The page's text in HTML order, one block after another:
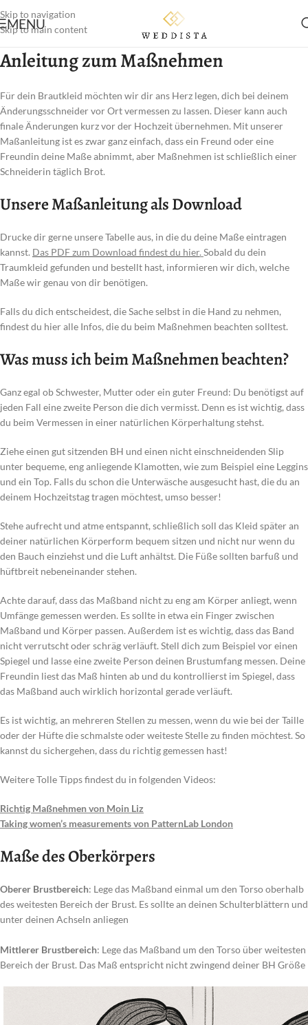
Skip to navigation
Skip to main content
MENU
Anleitung zum Maßnehmen
Für dein Brautkleid möchten wir dir ans Herz legen, dich bei deinem
Änderungsschneider vor Ort vermessen zu lassen. Dieser kann auch
finale Änderungen kurz vor der Hochzeit übernehmen. Mit unserer
Maßanleitung ist es zwar ganz einfach, dass ein Freund oder eine
Freundin deine Maße abnimmt, aber Maßnehmen ist schließlich einer
Schneiderin täglich Brot.
Unsere Maßanleitung als Download
Drucke dir gerne unsere Tabelle aus, in die du deine Maße eintragen
kannst. Das PDF zum Download findest du hier. Sobald du dein
Traumkleid gefunden und bestellt hast, informieren wir dich, welche
Maße wir genau von dir benötigen.
Falls du dich entscheidest, die Sache selbst in die Hand zu nehmen,
findest du hier alle Infos, die du beim Maßnehmen beachten solltest.
Was muss ich beim Maßnehmen beachten?
Ganz egal ob Schwester, Mutter oder ein guter Freund: Du benötigst auf
jeden Fall eine zweite Person die dich vermisst. Denn es ist wichtig, dass
du beim Vermessen in einer natürlichen Körperhaltung stehst.
Ziehe einen gut sitzenden BH und einen nicht einschneidenden Slip
unter bequeme, eng anliegende Klamotten, wie zum Beispiel eine Leggins
und ein Top. Falls du schon die Unterwäsche ausgesucht hast, die du an
deinem Hochzeitstag tragen möchtest, umso besser!
Stehe aufrecht und atme entspannt, schließlich soll das Kleid später an
deiner natürlichen Körperform bequem sitzen und nicht nur wenn du
den Bauch einziehst und die Luft anhältst. Die Füße sollten barfuß und
hüftbreit nebeneinander stehen.
Achte darauf, dass das Maßband nicht zu eng am Körper anliegt, wenn
Umfänge gemessen werden. Es sollte in etwa ein Finger zwischen
Maßband und Körper passen. Außerdem ist es wichtig, dass das Band
nicht verrutscht oder schräg verläuft. Stell dich zum Beispiel vor einen
Spiegel und lasse eine zweite Person deinen Brustumfang messen. Deine
Freundin liest das Maß hinten ab und du kontrollierst im Spiegel, dass
das Maßband auch wirklich horizontal gerade verläuft.
Es ist wichtig, an mehreren Stellen zu messen, wenn du wie bei der Taille
oder der Hüfte die schmalste oder weiteste Stelle zu finden möchtest. So
kannst du sichergehen, dass du richtig gemessen hast!
Weitere Tolle Tipps findest du in folgenden Videos:
Richtig Maßnehmen von Moin Liz
Taking women’s measurements von PatternLab London
Maße des Oberkörpers
Oberer Brustbereich: Lege das Maßband einmal um den Torso oberhalb
des weitesten Bereich der Brust. Es sollte an deinen Schulterblättern und
unter deinen Achseln anliegen
Mittlerer Brustbereich: Lege das Maßband um den Torso über weitesten
Bereich der Brust. Das Maß entspricht nicht zwingend deiner BH Größe